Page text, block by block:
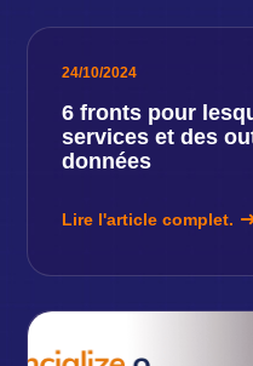
24/10/2024
6 fronts pour
services et des
données
Lire l'article complet.